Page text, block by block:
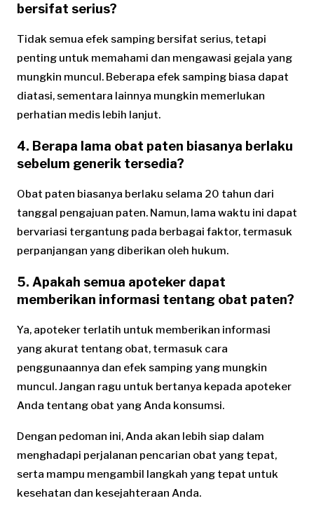
bersifat serius?
Tidak semua efek samping bersifat serius, tetapi
penting untuk memahami dan mengawasi gejala yang
mungkin muncul. Beberapa efek samping biasa dapat
diatasi, sementara lainnya mungkin memerlukan
perhatian medis lebih lanjut.
4. Berapa lama obat paten biasanya berlaku
sebelum generik tersedia?
Obat paten biasanya berlaku selama 20 tahun dari
tanggal pengajuan paten. Namun, lama waktu ini dapat
bervariasi tergantung pada berbagai faktor, termasuk
perpanjangan yang diberikan oleh hukum.
5. Apakah semua apoteker dapat
memberikan informasi tentang obat paten?
Ya, apoteker terlatih untuk memberikan informasi
yang akurat tentang obat, termasuk cara
penggunaannya dan efek samping yang mungkin
muncul. Jangan ragu untuk bertanya kepada apoteker
Anda tentang obat yang Anda konsumsi.
Dengan pedoman ini, Anda akan lebih siap dalam
menghadapi perjalanan pencarian obat yang tepat,
serta mampu mengambil langkah yang tepat untuk
kesehatan dan kesejahteraan Anda.